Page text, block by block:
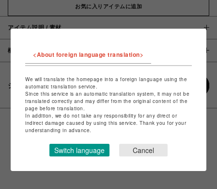
お気に入りアイテムに追加
アイテム説明 / 素材
概要
シェアする
<About foreign language translation>
We will translate the homepage into a foreign language using the
automatic translation service.
Since this service is an automatic translation system, it may not be
translated correctly and may differ from the original content of the
page before translation.
In addition, we do not take any responsibility for any direct or
indirect damage caused by using this service. Thank you for your
understanding in advance.
Switch language Cancel